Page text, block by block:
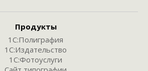
Продукты
1С:Полиграфия
1С:Издательство
1С:Фотоуслуги